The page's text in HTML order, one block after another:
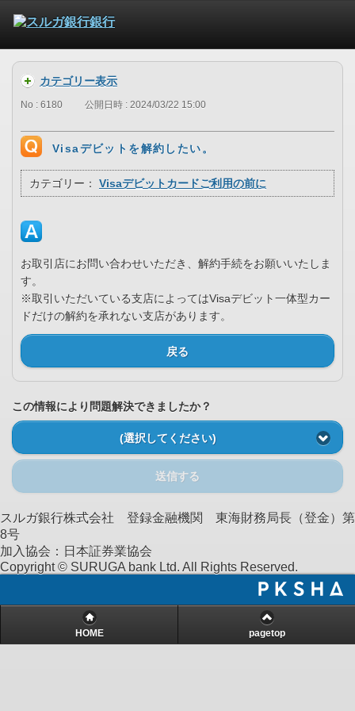
カテゴリー表示
No : 6180 公開日時 : 2024/03/22 15:00
Visaデビットを解約したい。
カテゴリー： Visaデビットカードご利用の前に
お取引店にお問い合わせいただき、解約手続をお願いいたしま
す。
※取引いただいている支店によってはVisaデビット一体型カー
ドだけの解約を承れない支店があります。
戻る
この情報により問題解決できましたか？
(選択してください)
送信する
スルガ銀行株式会社 登録金融機関 東海財務局長（登金）第
8号
加入協会：日本証券業協会
Copyright © SURUGA bank Ltd. All Rights Reserved.
HOME pagetop